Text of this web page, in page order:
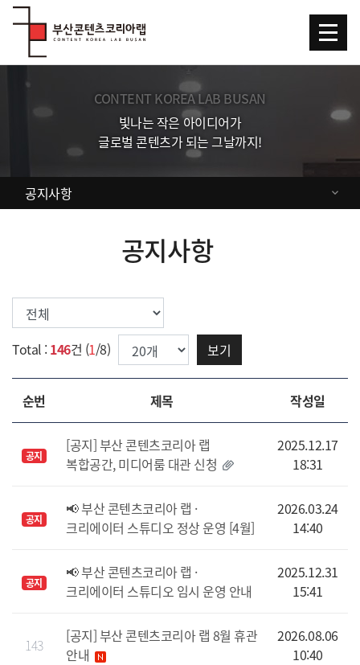
Skip Menu
CONTENT KOREA LAB BUSAN
빛나는 작은 아이디어가
글로벌 콘텐츠가 되는 그날까지!
공지사항
공지사항
분류 :
Total :146건 (1/8) 한번에 보여질 게시물 갯수
순번 제목 작성일
공지
[공지] 부산 콘텐츠코리아 랩
복합공간, 미디어룸 대관 신청
2025.12.17
18:31
공지
📢 부산 콘텐츠코리아 랩 ·
크리에이터 스튜디오 정상 운영 [4월]
2026.03.24
14:40
공지
📢 부산 콘텐츠코리아 랩 ·
크리에이터 스튜디오 임시 운영 안내
2025.12.31
15:41
143
[공지] 부산 콘텐츠코리아 랩 8월 휴관
안내
2026.08.06
10:40